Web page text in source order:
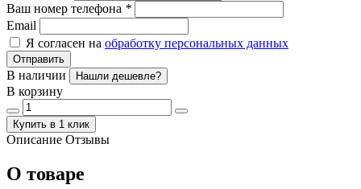
Ваш номер телефона *
Email
Я согласен на обработку персональных данных
Отправить
В наличии Нашли дешевле?
В корзину
Купить в 1 клик
Описание Отзывы
О товаре